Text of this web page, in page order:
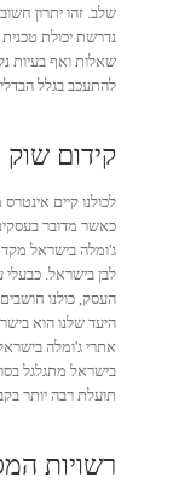
שלב. זהו יתרון
נדרשת יכולת
שאלות ואף בעיות
להתעכב בגלל
קידום
לכולנו קיים
כאשר מדובר
ג'ומלה בישראל
לבן בישראל.
העסק, כולנו
היעד שלנו הוא
אתרי ג'ומלה
בישראל מתגלגל
תועלת רבה יותר
רשויות